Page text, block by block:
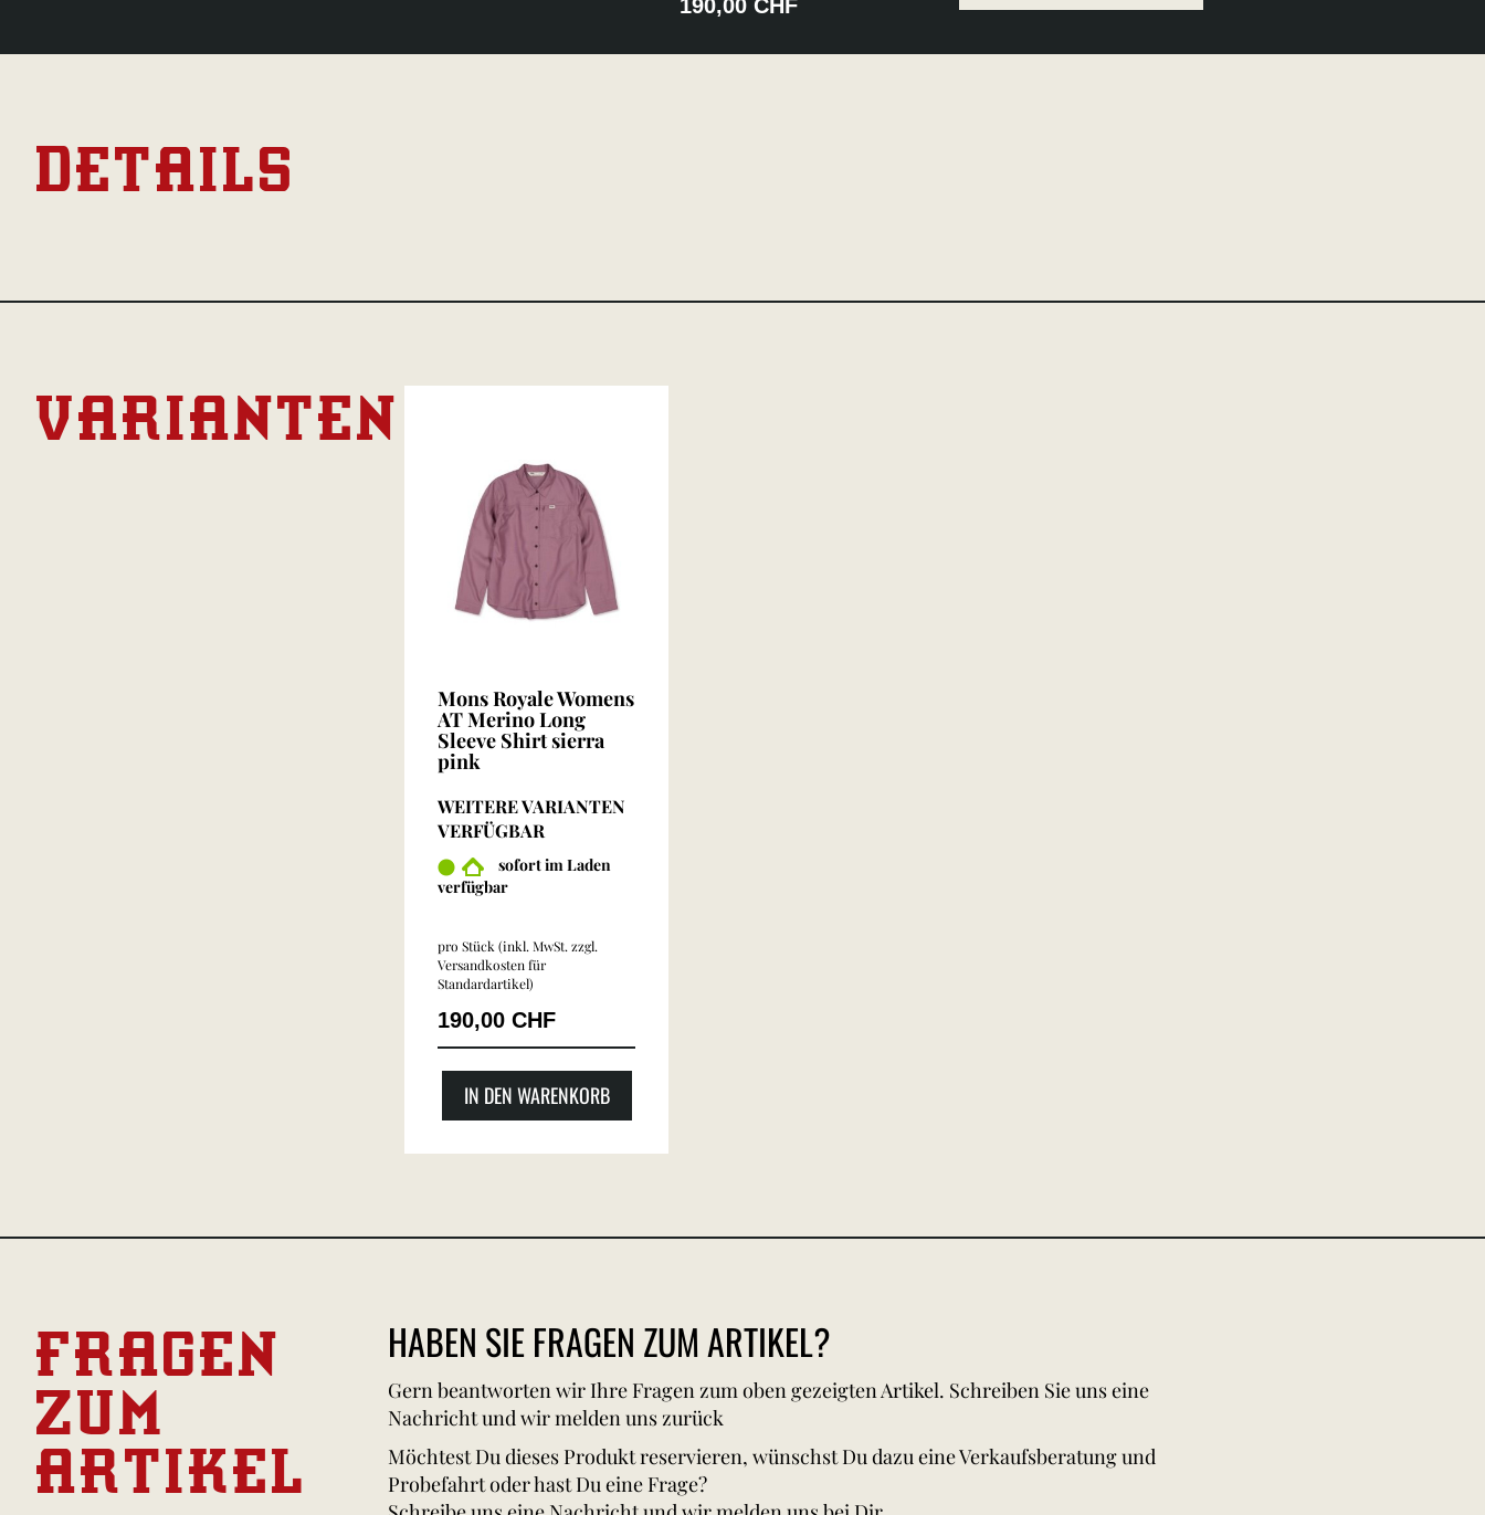
190,00 CHF
DETAILS
VARIANTEN
Mons Royale Womens
AT Merino Long
Sleeve Shirt sierra
pink
WEITERE VARIANTEN
VERFÜGBAR
sofort im Laden
verfügbar
pro Stück (inkl. MwSt. zzgl.
Versandkosten für
Standardartikel)
190,00 CHF
IN DEN WARENKORB
FRAGEN
ZUM
ARTIKEL
HABEN SIE FRAGEN ZUM ARTIKEL?
Gern beantworten wir Ihre Fragen zum oben gezeigten Artikel. Schreiben Sie uns eine
Nachricht und wir melden uns zurück
Möchtest Du dieses Produkt reservieren, wünschst Du dazu eine Verkaufsberatung und
Probefahrt oder hast Du eine Frage?